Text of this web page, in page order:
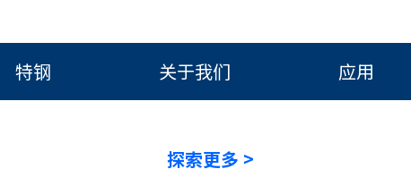
特钢 关于我们 应用
for Your
化的优质钢材产品和解决方案，以满足您所
探索更多 >